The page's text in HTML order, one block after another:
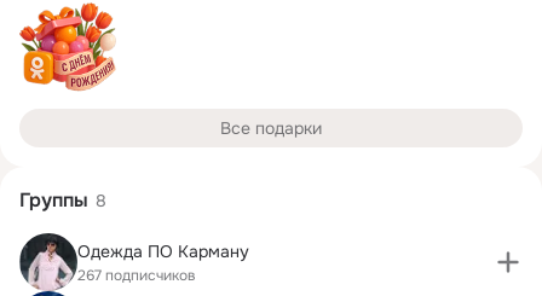
Все подарки
Группы 8
Одежда ПО Карману
267 подписчиков